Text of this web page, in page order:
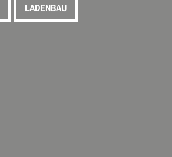
LADENBAU